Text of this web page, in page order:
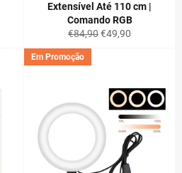
Extensível Até 110 cm |
Comando RGB
Preço
normal
€84,90Preço
€49,90
Em Promoção